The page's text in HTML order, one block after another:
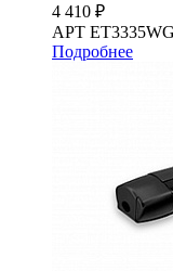
4 410 ₽
АРТ ET3335WG
Подробнее